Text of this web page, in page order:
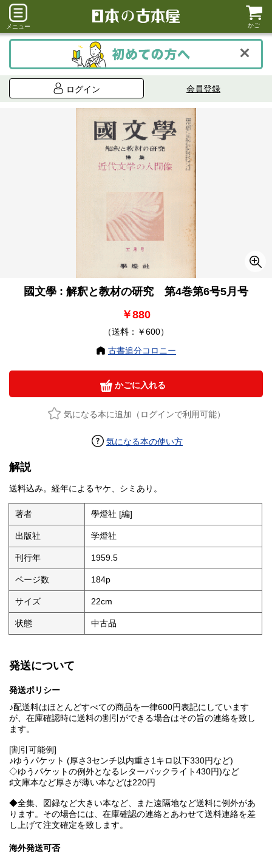
メニュー かご
ログイン 会員登録
國文學 : 解釈と教材の研究 第4巻第6号5月号
￥880
（送料：￥600）
古書追分コロニー
かごに入れる
気になる本に追加（ログインで利用可能）
気になる本の使い方
解説
送料込み。経年によるヤケ、シミあり。
著者 學燈社 [編]
出版社 学燈社
刊行年 1959.5
ページ数 184p
サイズ 22cm
状態 中古品
発送について
発送ポリシー
♪配送料はほとんどすべての商品を一律600円表記にしています
が、在庫確認時に送料の割引ができる場合はその旨の連絡を致し
ます。
[割引可能例]
♪ゆうパケット (厚さ3センチ以内重さ1キロ以下330円など)
◇ゆうパケットの例外となるレターパックライト430円)など
♯文庫本など厚さが薄い本などは220円
◆全集、図録など大きい本など、また遠隔地など送料に例外があ
ります。その場合には、在庫確認の連絡とあわせて送料連絡を差
し上げて注文確定を致します。
海外発送可否